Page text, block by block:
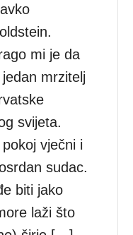
mi je da
jedan mrzitelj
svijeta.
vječni i
sudac.
biti jako
laži što